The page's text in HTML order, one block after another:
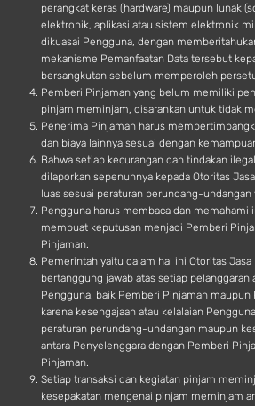
perangkat keras (hardware) maupun lunak
elektronik, aplikasi atau sistem elektronik
dikuasai Pengguna, dengan
mekanisme Pemanfaatan Data tersebut
bersangkutan sebelum memperoleh
Pemberi Pinjaman yang belum memiliki
pinjam meminjam, disarankan untuk tidak
Penerima Pinjaman harus
dan biaya lainnya sesuai dengan
Bahwa setiap kecurangan dan tindakan
dilaporkan sepenuhnya kepada Otoritas
luas sesuai peraturan perundang-undangan
Pengguna harus membaca dan memahami
membuat keputusan menjadi Pemberi
Pinjaman.
Pemerintah yaitu dalam hal ini Otoritas Jasa
bertanggung jawab atas setiap
Pengguna, baik Pemberi Pinjaman maupun
karena kesengajaan atau kelalaian
peraturan perundang-undangan maupun
antara Penyelenggara dengan Pemberi
Pinjaman.
Setiap transaksi dan kegiatan pinjam
kesepakatan mengenai pinjam meminjam